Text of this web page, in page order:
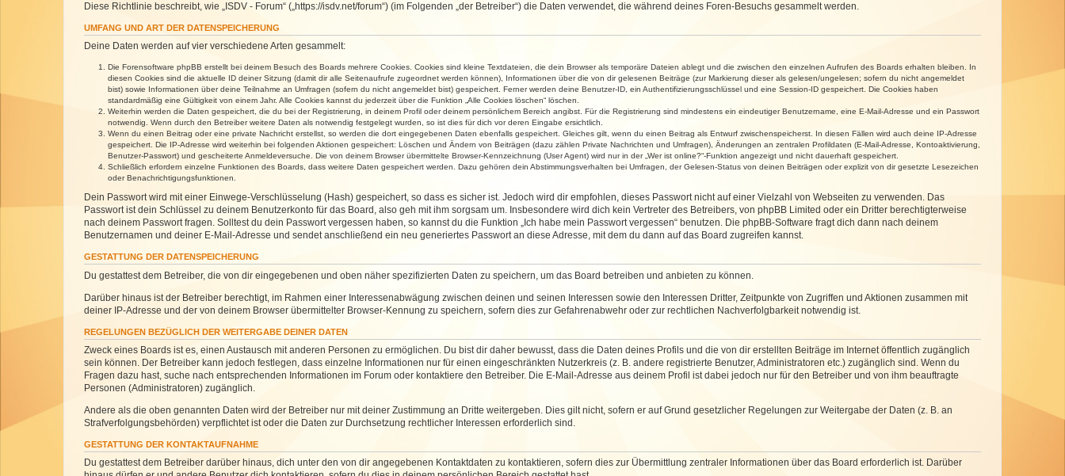
Diese Richtlinie beschreibt, wie „ISDV - Forum“ („https://isdv.net/forum“) (im Folgenden „der Betreiber“) die Daten verwendet, die während deines Foren-Besuchs gesammelt werden.
UMFANG UND ART DER DATENSPEICHERUNG
Deine Daten werden auf vier verschiedene Arten gesammelt:
Die Forensoftware phpBB erstellt bei deinem Besuch des Boards mehrere Cookies. Cookies sind kleine Textdateien, die dein Browser als temporäre Dateien ablegt und die zwischen den einzelnen Aufrufen des Boards erhalten bleiben. In
diesen Cookies sind die aktuelle ID deiner Sitzung (damit dir alle Seitenaufrufe zugeordnet werden können), Informationen über die von dir gelesenen Beiträge (zur Markierung dieser als gelesen/ungelesen; sofern du nicht angemeldet
bist) sowie Informationen über deine Teilnahme an Umfragen (sofern du nicht angemeldet bist) gespeichert. Ferner werden deine Benutzer-ID, ein Authentifizierungsschlüssel und eine Session-ID gespeichert. Die Cookies haben
standardmäßig eine Gültigkeit von einem Jahr. Alle Cookies kannst du jederzeit über die Funktion „Alle Cookies löschen“ löschen.
Weiterhin werden die Daten gespeichert, die du bei der Registrierung, in deinem Profil oder deinem persönlichem Bereich angibst. Für die Registrierung sind mindestens ein eindeutiger Benutzername, eine E-Mail-Adresse und ein Passwort
notwendig. Wenn durch den Betreiber weitere Daten als notwendig festgelegt wurden, so ist dies für dich vor deren Eingabe ersichtlich.
Wenn du einen Beitrag oder eine private Nachricht erstellst, so werden die dort eingegebenen Daten ebenfalls gespeichert. Gleiches gilt, wenn du einen Beitrag als Entwurf zwischenspeicherst. In diesen Fällen wird auch deine IP-Adresse
gespeichert. Die IP-Adresse wird weiterhin bei folgenden Aktionen gespeichert: Löschen und Ändern von Beiträgen (dazu zählen Private Nachrichten und Umfragen), Änderungen an zentralen Profildaten (E-Mail-Adresse, Kontoaktivierung,
Benutzer-Passwort) und gescheiterte Anmeldeversuche. Die von deinem Browser übermittelte Browser-Kennzeichnung (User Agent) wird nur in der „Wer ist online?“-Funktion angezeigt und nicht dauerhaft gespeichert.
Schließlich erfordern einzelne Funktionen des Boards, dass weitere Daten gespeichert werden. Dazu gehören dein Abstimmungsverhalten bei Umfragen, der Gelesen-Status von deinen Beiträgen oder explizit von dir gesetzte Lesezeichen
oder Benachrichtigungsfunktionen.
Dein Passwort wird mit einer Einwege-Verschlüsselung (Hash) gespeichert, so dass es sicher ist. Jedoch wird dir empfohlen, dieses Passwort nicht auf einer Vielzahl von Webseiten zu verwenden. Das
Passwort ist dein Schlüssel zu deinem Benutzerkonto für das Board, also geh mit ihm sorgsam um. Insbesondere wird dich kein Vertreter des Betreibers, von phpBB Limited oder ein Dritter berechtigterweise
nach deinem Passwort fragen. Solltest du dein Passwort vergessen haben, so kannst du die Funktion „Ich habe mein Passwort vergessen“ benutzen. Die phpBB-Software fragt dich dann nach deinem
Benutzernamen und deiner E-Mail-Adresse und sendet anschließend ein neu generiertes Passwort an diese Adresse, mit dem du dann auf das Board zugreifen kannst.
GESTATTUNG DER DATENSPEICHERUNG
Du gestattest dem Betreiber, die von dir eingegebenen und oben näher spezifizierten Daten zu speichern, um das Board betreiben und anbieten zu können.
Darüber hinaus ist der Betreiber berechtigt, im Rahmen einer Interessenabwägung zwischen deinen und seinen Interessen sowie den Interessen Dritter, Zeitpunkte von Zugriffen und Aktionen zusammen mit
deiner IP-Adresse und der von deinem Browser übermittelter Browser-Kennung zu speichern, sofern dies zur Gefahrenabwehr oder zur rechtlichen Nachverfolgbarkeit notwendig ist.
REGELUNGEN BEZÜGLICH DER WEITERGABE DEINER DATEN
Zweck eines Boards ist es, einen Austausch mit anderen Personen zu ermöglichen. Du bist dir daher bewusst, dass die Daten deines Profils und die von dir erstellten Beiträge im Internet öffentlich zugänglich
sein können. Der Betreiber kann jedoch festlegen, dass einzelne Informationen nur für einen eingeschränkten Nutzerkreis (z. B. andere registrierte Benutzer, Administratoren etc.) zugänglich sind. Wenn du
Fragen dazu hast, suche nach entsprechenden Informationen im Forum oder kontaktiere den Betreiber. Die E-Mail-Adresse aus deinem Profil ist dabei jedoch nur für den Betreiber und von ihm beauftragte
Personen (Administratoren) zugänglich.
Andere als die oben genannten Daten wird der Betreiber nur mit deiner Zustimmung an Dritte weitergeben. Dies gilt nicht, sofern er auf Grund gesetzlicher Regelungen zur Weitergabe der Daten (z. B. an
Strafverfolgungsbehörden) verpflichtet ist oder die Daten zur Durchsetzung rechtlicher Interessen erforderlich sind.
GESTATTUNG DER KONTAKTAUFNAHME
Du gestattest dem Betreiber darüber hinaus, dich unter den von dir angegebenen Kontaktdaten zu kontaktieren, sofern dies zur Übermittlung zentraler Informationen über das Board erforderlich ist. Darüber